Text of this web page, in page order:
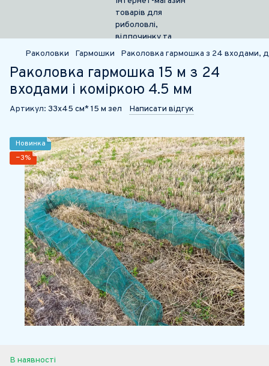
Раколовки Гармошки Раколовка гармошка з 24 входами,
Раколовка гармошка 15 м з 24
входами і коміркою 4.5 мм
Артикул: 33х45 см* 15 м зел Написати відгук
Новинка
−3%
В наявності